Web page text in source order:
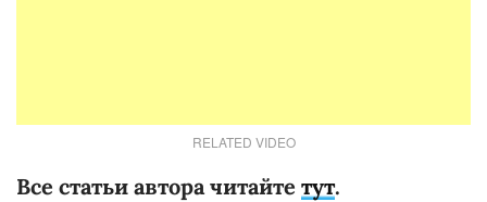
RELATED VIDEO
Все статьи автора читайте тут.